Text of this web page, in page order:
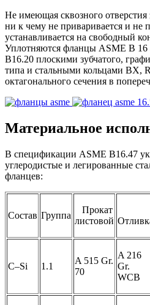
Не имеющая сквозного
ни к чему не приваривается и не
устанавливается на свободный
Уплотняются фланцы ASME B 16
B16.20 плоскими зубчатого,
типа и стальными кольцами BX,
октагонального сечения в
Материальное
В спецификации ASME B16.47
углеродистые и легированные
фланцев:
Состав Группа
Прокат
листовой
C–Si 1.1
A 515 Gr.
70
A 216
Gr.
WCB